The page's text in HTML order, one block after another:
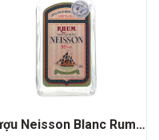
Rượu Neisson Blanc Rum 55%